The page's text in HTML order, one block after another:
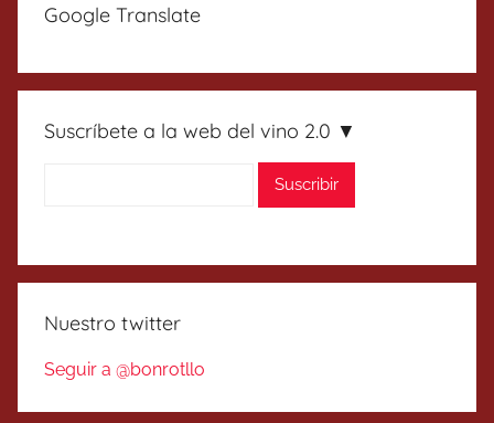
Google Translate
Suscríbete a la web del vino 2.0 ▼
Nuestro twitter
Seguir a @bonrotllo